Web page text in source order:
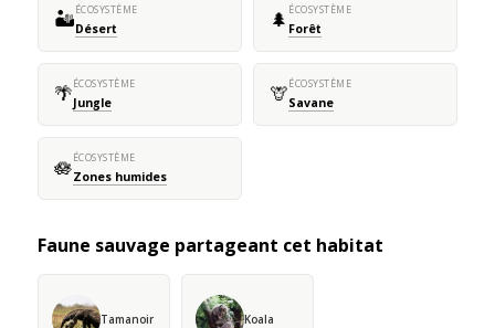
🏜️ÉCOSYSTÈME
Désert 🌲 ÉCOSYSTÈME
Forêt
🌴ÉCOSYSTÈME
Jungle 🦒ÉCOSYSTÈME
Savane
🪷ÉCOSYSTÈME
Zones humides
Faune sauvage partageant cet habitat
Tamanoir Koala